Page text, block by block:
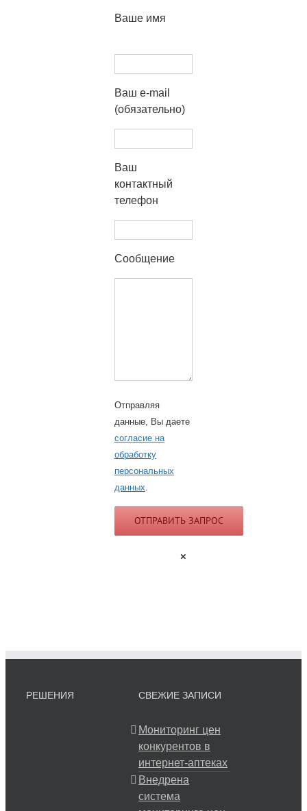
Ваше имя
Ваш e-mail
(обязательно)
Ваш
контактный
телефон
Сообщение
Отправляя
данные, Вы даете
согласие на
обработку
персональных
данных.
×
РЕШЕНИЯ СВЕЖИЕ ЗАПИСИ
Мониторинг цен
конкурентов в
интернет-аптеках
Внедрена
система